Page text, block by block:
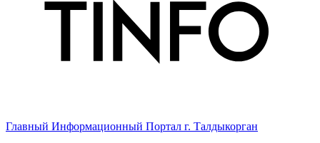
Главный Информационный Портал г. Талдыкорган